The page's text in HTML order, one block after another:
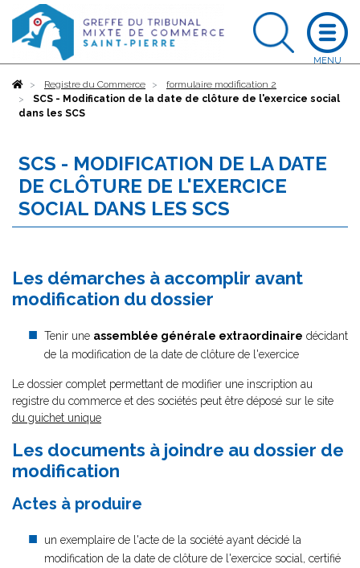
AccueilRegistre du Commerce
formulaire modification 2
SCS - Modification de la date de clôture de l'exercice social
dans les SCS
SCS - MODIFICATION DE LA DATE
DE CLÔTURE DE L'EXERCICE
SOCIAL DANS LES SCS
Les démarches à accomplir avant
modification du dossier
Tenir une assemblée générale extraordinaire décidant
de la modification de la date de clôture de l'exercice
Le dossier complet permettant de modifier une inscription au
registre du commerce et des sociétés peut être déposé sur le site
du guichet unique
Les documents à joindre au dossier de
modification
Actes à produire
un exemplaire de l'acte de la société ayant décidé la
modification de la date de clôture de l'exercice social, certifié